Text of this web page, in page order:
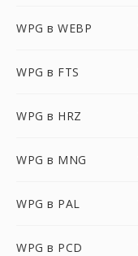
WPG в WEBP
WPG в FTS
WPG в HRZ
WPG в MNG
WPG в PAL
WPG в PCD